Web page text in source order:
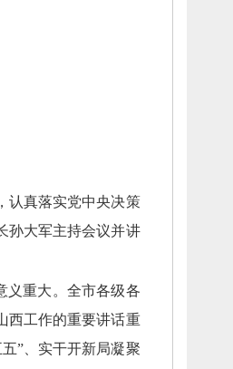
认真落实党中央决策
孙大军主持会议并讲
重大。 全市各级各
西工作的重要讲话重
”、 实干开新局凝聚